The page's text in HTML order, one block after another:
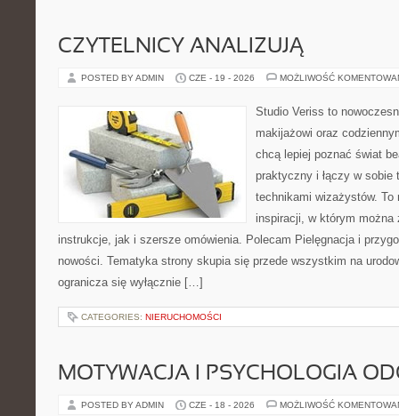
CZYTELNICY ANALIZUJĄ
POSTED BY ADMIN CZE - 19 - 2026 MOŻLIWOŚĆ
Studio Veriss to
makijażowi oraz
chcą lepiej poznać świat
praktyczny i łączy w sobie
technikami wizażystów. To
inspiracji, w którym można
instrukcje, jak i szersze omówienia. Polecam Pielęgnacja i
nowości. Tematyka strony skupia się przede wszystkim na
ogranicza się wyłącznie […]
CATEGORIES: NIERUCHOMOŚCI
MOTYWACJA I PSYCHOLOGIA
POSTED BY ADMIN CZE - 18 - 2026 MOŻLIWOŚĆ